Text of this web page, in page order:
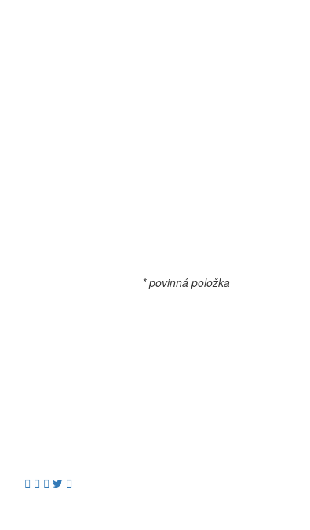
* povinná položka